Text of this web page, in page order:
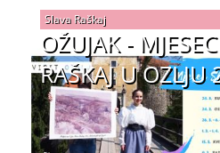
OŽUJAK -
RAŠKAJ U OZLJU
Slava Raškaj